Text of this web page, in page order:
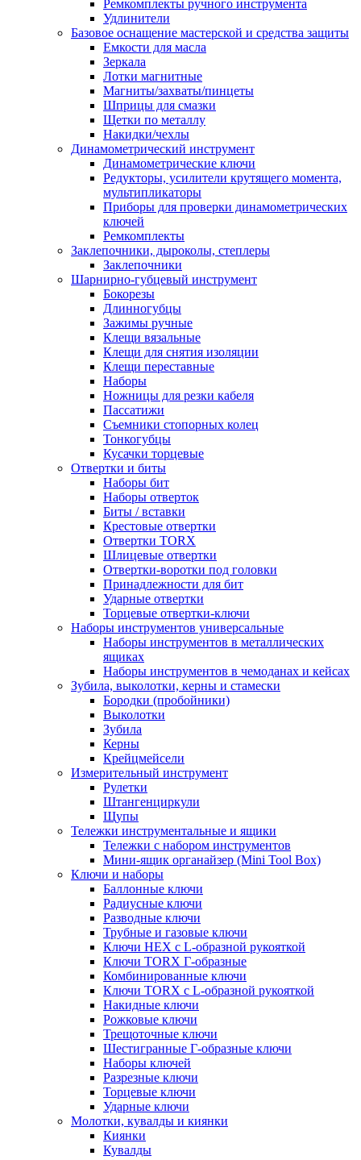
Ремкомплекты ручного инструмента
Удлинители
Базовое оснащение мастерской и средства защиты
Емкости для масла
Зеркала
Лотки магнитные
Магниты/захваты/пинцеты
Шприцы для смазки
Щетки по металлу
Накидки/чехлы
Динамометрический инструмент
Динамометрические ключи
Редукторы, усилители крутящего момента,
мультипликаторы
Приборы для проверки динамометрических
ключей
Ремкомплекты
Заклепочники, дыроколы, степлеры
Заклепочники
Шарнирно-губцевый инструмент
Бокорезы
Длинногубцы
Зажимы ручные
Клещи вязальные
Клещи для снятия изоляции
Клещи переставные
Наборы
Ножницы для резки кабеля
Пассатижи
Съемники стопорных колец
Тонкогубцы
Кусачки торцевые
Отвертки и биты
Наборы бит
Наборы отверток
Биты / вставки
Крестовые отвертки
Отвертки TORX
Шлицевые отвертки
Отвертки-воротки под головки
Принадлежности для бит
Ударные отвертки
Торцевые отвертки-ключи
Наборы инструментов универсальные
Наборы инструментов в металлических
ящиках
Наборы инструментов в чемоданах и кейсах
Зубила, выколотки, керны и стамески
Бородки (пробойники)
Выколотки
Зубила
Керны
Крейцмейсели
Измерительный инструмент
Рулетки
Штангенциркули
Щупы
Тележки инструментальные и ящики
Тележки с набором инструментов
Мини-ящик органайзер (Mini Tool Box)
Ключи и наборы
Баллонные ключи
Радиусные ключи
Разводные ключи
Трубные и газовые ключи
Ключи HEX с L-образной рукояткой
Ключи TORX Г-образные
Комбинированные ключи
Ключи TORX с L-образной рукояткой
Накидные ключи
Рожковые ключи
Трещоточные ключи
Шестигранные Г-образные ключи
Наборы ключей
Разрезные ключи
Торцевые ключи
Ударные ключи
Молотки, кувалды и киянки
Киянки
Кувалды